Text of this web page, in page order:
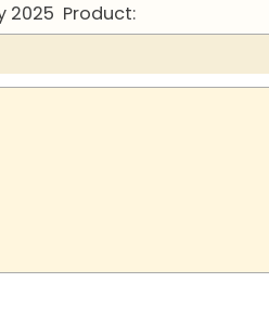
2025 Product: